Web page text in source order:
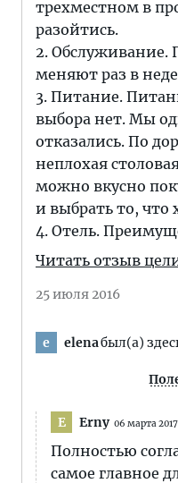
трехместном в
разойтись.
2. Обслуживание.
меняют раз в
3. Питание.
выбора нет. Мы
отказались. По
неплохая
можно вкусно
и выбрать то, что
4. Отель.
Читать отзыв
25 июля 2016
e elenaбыл(а)
E Erny 06 марта 2017
Полностью
самое главное